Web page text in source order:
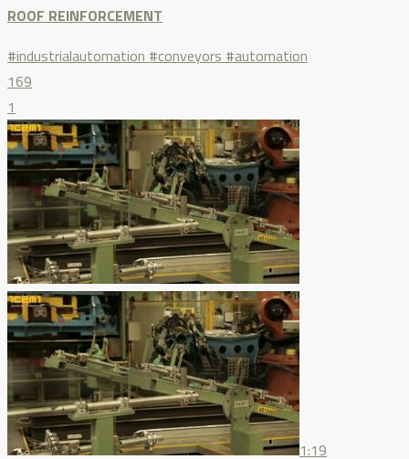
ROOF REINFORCEMENT
#industrialautomation #conveyors #automation
169
1
1:19